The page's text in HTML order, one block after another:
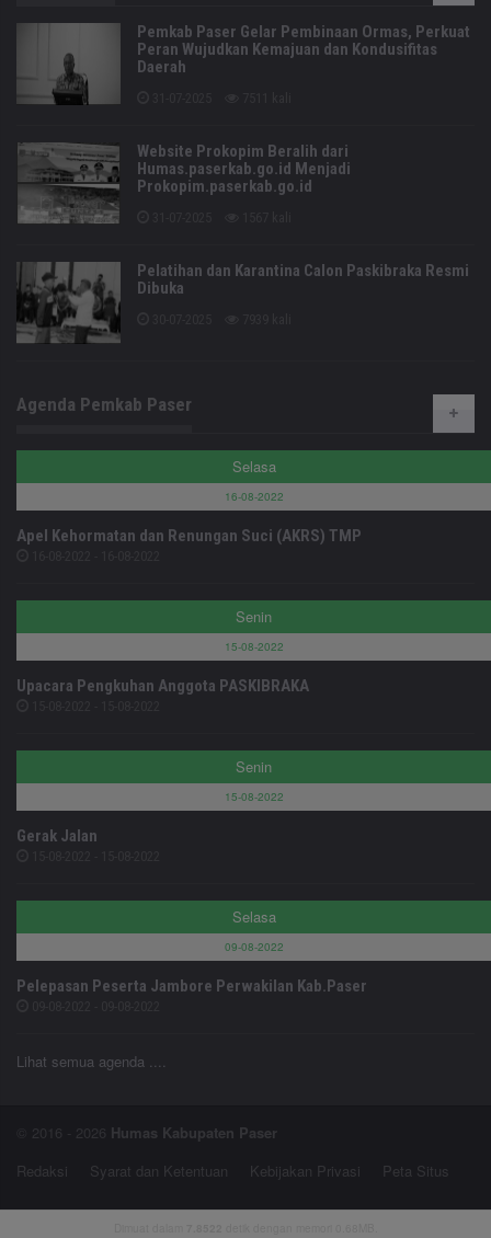
Pemkab Paser Gelar Pembinaan Ormas, Perkuat
Peran Wujudkan Kemajuan dan Kondusifitas
Daerah
Website Prokopim Beralih dari
Humas.paserkab.go.id Menjadi
Prokopim.paserkab.go.id
Pelatihan dan Karantina Calon Paskibraka Resmi
Dibuka
Agenda Pemkab Paser
Selasa
16-08-2022
Apel Kehormatan dan Renungan Suci (AKRS) TMP
Senin
15-08-2022
Upacara Pengkuhan Anggota PASKIBRAKA
Senin
15-08-2022
Gerak Jalan
Selasa
09-08-2022
Pelepasan Peserta Jambore Perwakilan Kab.Paser
Lihat semua agenda ....
© 2016 - 2026 Humas Kabupaten Paser
Redaksi
Syarat dan Ketentuan Kebijakan Privasi Peta Situs